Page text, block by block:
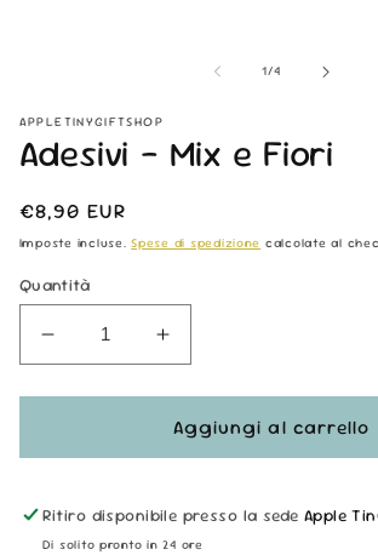
1/su
4
APPLETINYGIFTSHOP
Adesivi - Mix e Fiori
Prezzo
di
€8,90 EUR
Imposte incluse.Spese di spedizione calcolate al
Quantità
Diminuisci
quantità
per
-
e
Aumenta
quantità
per
Adesivi
-
e
Fiori
Aggiungi al carrello
Ritiro disponibile presso la sede Apple
Di solito pronto in 24 ore